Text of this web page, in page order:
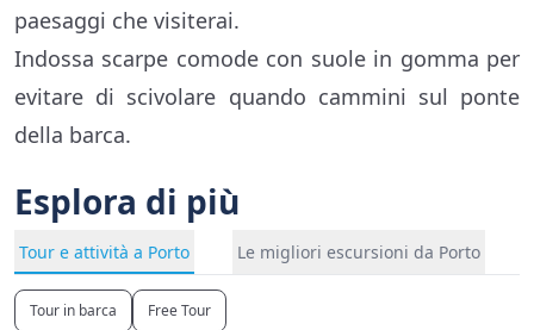
paesaggi che visiterai.
Indossa scarpe comode con suole in gomma per
evitare di scivolare quando cammini sul ponte
della barca.
Esplora di più
Tour e attività a Porto Le migliori escursioni da Porto
Tour in barca Free Tour